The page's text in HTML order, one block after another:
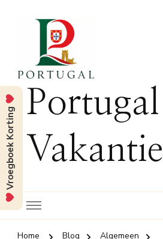
Portugal
Vakantie
Home Blog
Algemeen
Vroegboek Korting